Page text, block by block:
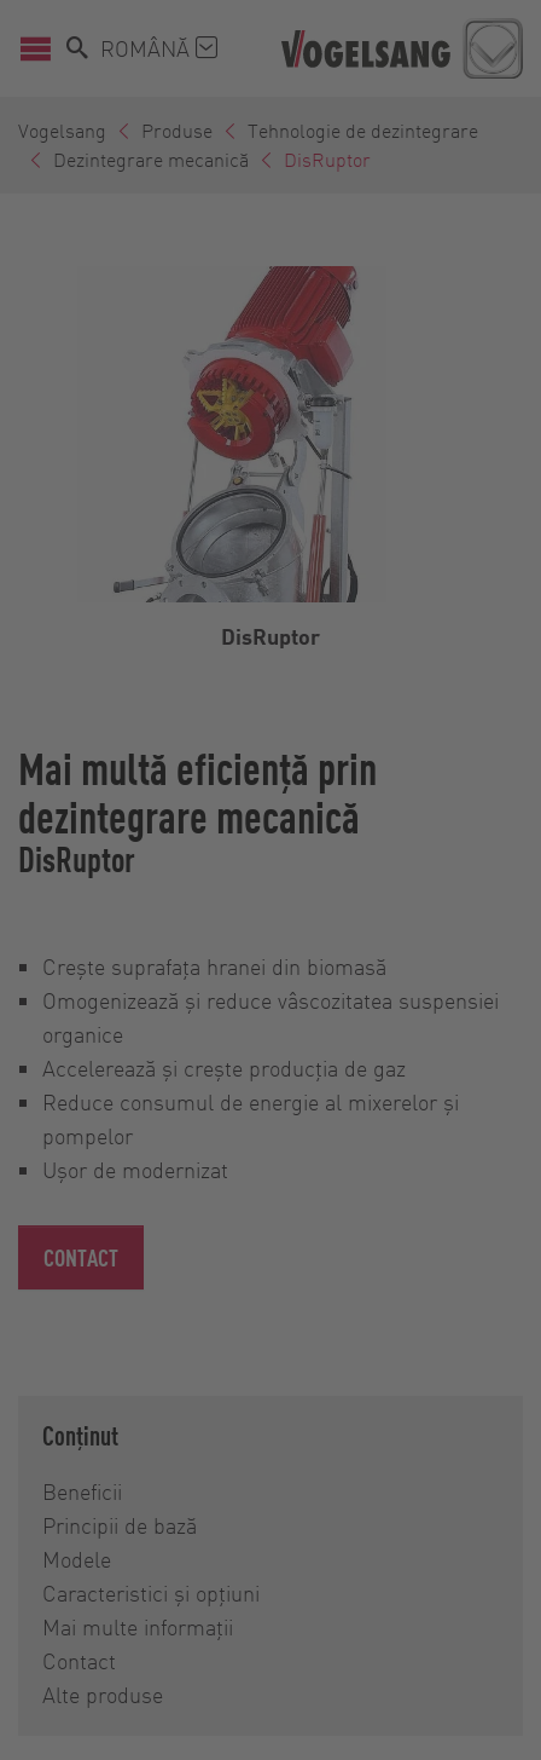
ROMÂNĂ
Vogelsang Produse
Tehnologie de dezintegrare
Dezintegrare mecanică
DisRuptor
DisRuptor
Mai multă eficiență prin
dezintegrare mecanică
DisRuptor
Crește suprafața hranei din biomasă
Omogenizează și reduce vâscozitatea suspensiei
organice
Accelerează și crește producția de gaz
Reduce consumul de energie al mixerelor și
pompelor
Ușor de modernizat
CONTACT
Conținut
Beneficii
Principii de bază
Modele
Caracteristici și opțiuni
Mai multe informații
Contact
Alte produse